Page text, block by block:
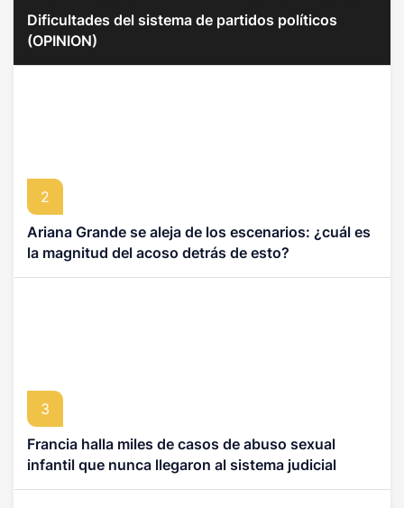
Dificultades del sistema de partidos políticos
(OPINION)
2
Ariana Grande se aleja de los escenarios: ¿cuál es
la magnitud del acoso detrás de esto?
3
Francia halla miles de casos de abuso sexual
infantil que nunca llegaron al sistema judicial